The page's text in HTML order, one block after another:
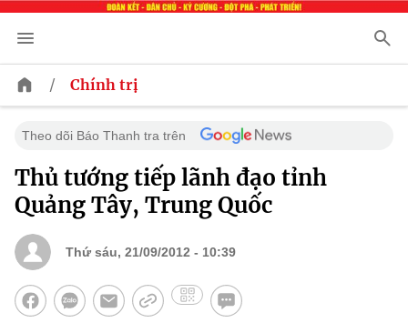
/ Chính trị
Theo dõi Báo Thanh tra trên
Thủ tướng tiếp lãnh đạo tỉnh
Quảng Tây, Trung Quốc
Thứ sáu, 21/09/2012 - 10:39